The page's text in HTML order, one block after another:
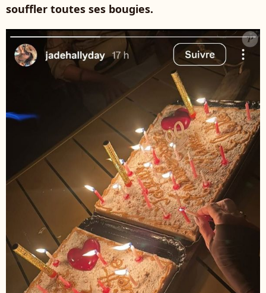
souffler toutes ses bougies.